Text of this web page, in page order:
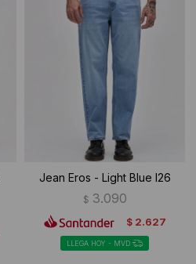
Jean Eros - Light Blue I26
$ 3.090
$ 2.627
LLEGA HOY - MVD